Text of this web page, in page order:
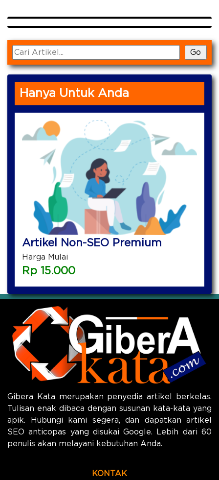
Hanya Untuk Anda
Artikel Non-SEO Premium
Harga Mulai
Rp 15.000
Gibera Kata merupakan penyedia artikel berkelas.
Tulisan enak dibaca dengan susunan kata-kata yang
apik. Hubungi kami segera, dan dapatkan artikel
SEO anticopas yang disukai Google. Lebih dari 60
penulis akan melayani kebutuhan Anda.
KONTAK